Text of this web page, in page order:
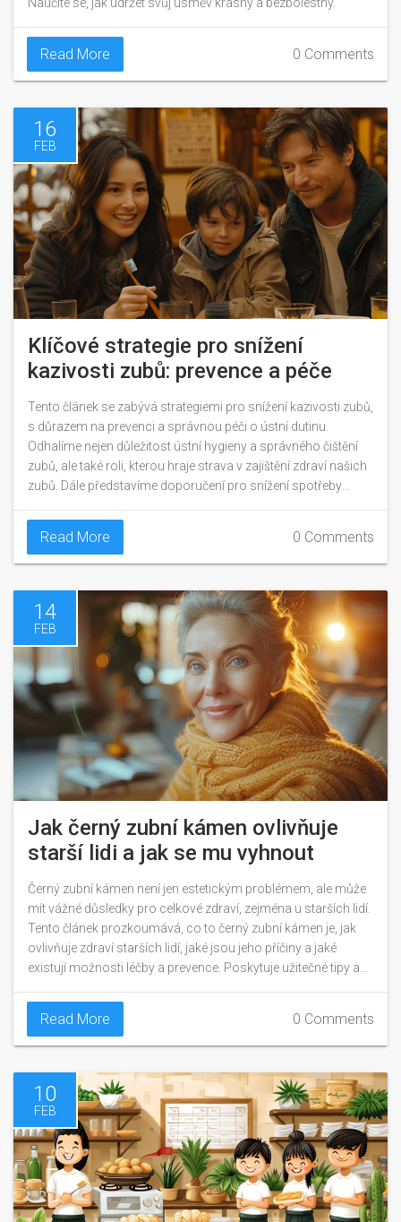
Naučíte se, jak udržet svůj úsměv krásný a bezbolestný.
Read More 0 Comments
16
FEB
Klíčové strategie pro snížení
kazivosti zubů: prevence a péče
Tento článek se zabývá strategiemi pro snížení kazivosti zubů,
s důrazem na prevenci a správnou péči o ústní dutinu.
Odhalíme nejen důležitost ústní hygieny a správného čištění
zubů, ale také roli, kterou hraje strava v zajištění zdraví našich
zubů. Dále představíme doporučení pro snížení spotřeby
dozvíte i o vlivu nápojů na zubní sklovinu a strategiích pro
jejich konzumaci minimálně poškozující zuby.
Read More 0 Comments
14
FEB
Jak černý zubní kámen ovlivňuje
starší lidi a jak se mu vyhnout
Černý zubní kámen není jen estetickým problémem, ale může
mít vážné důsledky pro celkové zdraví, zejména u starších lidí.
Tento článek prozkoumává, co to černý zubní kámen je, jak
ovlivňuje zdraví starších lidí, jaké jsou jeho příčiny a jaké
existují možnosti léčby a prevence. Poskytuje užitečné tipy a
věku.
Read More 0 Comments
10
FEB